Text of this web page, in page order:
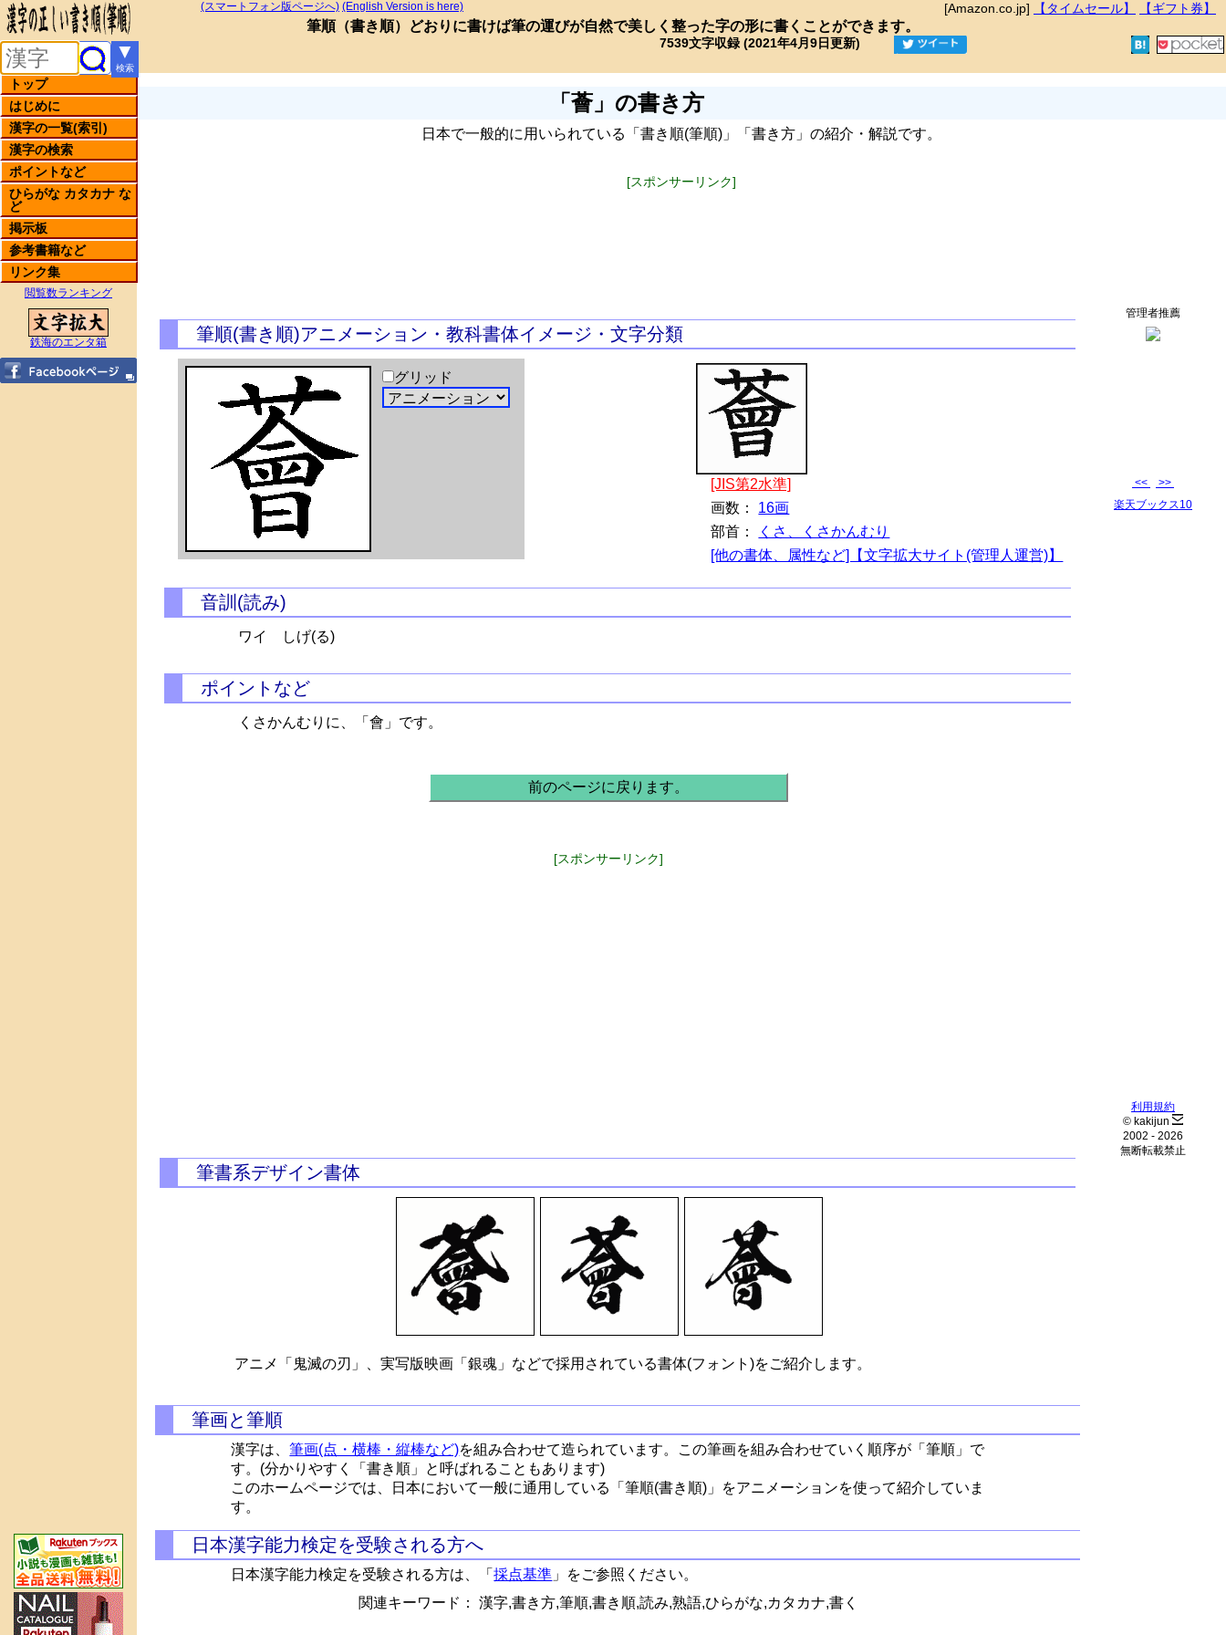
[Amazon.co.jp] 【タイムセール】 【ギフト券】
(スマートフォン版ページへ) (English Version is here)
筆順（書き順）どおりに書けば筆の運びが自然で美しく整った字の形に書くことができます。
7539文字収録 (2021年4月9日更新)
▼
検索
トップ
はじめに
漢字の一覧(索引)
漢字の検索
ポイントなど
ひらがな カタカナ な
ど
掲示板
参考書籍など
リンク集
閲覧数ランキング
鉄海のエンタ箱
「薈」の書き方
日本で一般的に用いられている「書き順(筆順)」「書き方」の紹介・解説です。
[スポンサーリンク]
筆順(書き順)アニメーション・教科書体イメージ・文字分類
グリッド
[JIS第2水準]
画数： 16画
部首：
くさ、くさかんむり
[他の書体、属性など]【文字拡大サイト(管理人運営)】
音訓(読み)
ワイ しげ(る)
ポイントなど
くさかんむりに、「會」です。
前のページに戻ります。
[スポンサーリンク]
筆書系デザイン書体
アニメ「鬼滅の刃」、実写版映画「銀魂」などで採用されている書体(フォント)をご紹介します。
筆画と筆順
漢字は、筆画(点・横棒・縦棒など)を組み合わせて造られています。この筆画を組み合わせていく順序が「筆順」で
す。(分かりやすく「書き順」と呼ばれることもあります)
このホームページでは、日本において一般に通用している「筆順(書き順)」をアニメーションを使って紹介していま
す。
日本漢字能力検定を受験される方へ
日本漢字能力検定を受験される方は、「採点基準 」をご参照ください。
関連キーワード： 漢字,書き方,筆順,書き順,読み,熟語,ひらがな,カタカナ,書く
管理者推薦
<<
>>
楽天ブックス10
利用規約
© kakijun
2002 - 2026
無断転載禁止